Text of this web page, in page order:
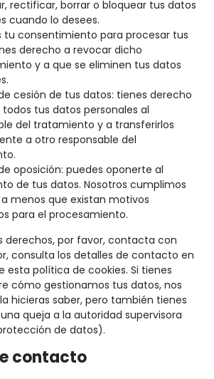
rectificar, borrar o bloquear tus datos
cuando lo desees.
tu consentimiento para procesar tus
derecho a revocar dicho
y a que se eliminen tus datos
cesión de tus datos: tienes derecho
tus datos personales al
del tratamiento y a transferirlos
a otro responsable del
oposición: puedes oponerte al
de tus datos. Nosotros cumplimos
menos que existan motivos
para el procesamiento.
derechos, por favor, contacta con
consulta los detalles de contacto en
esta política de cookies. Si tienes
cómo gestionamos tus datos, nos
hicieras saber, pero también tienes
queja a la autoridad supervisora
de datos).
contacto